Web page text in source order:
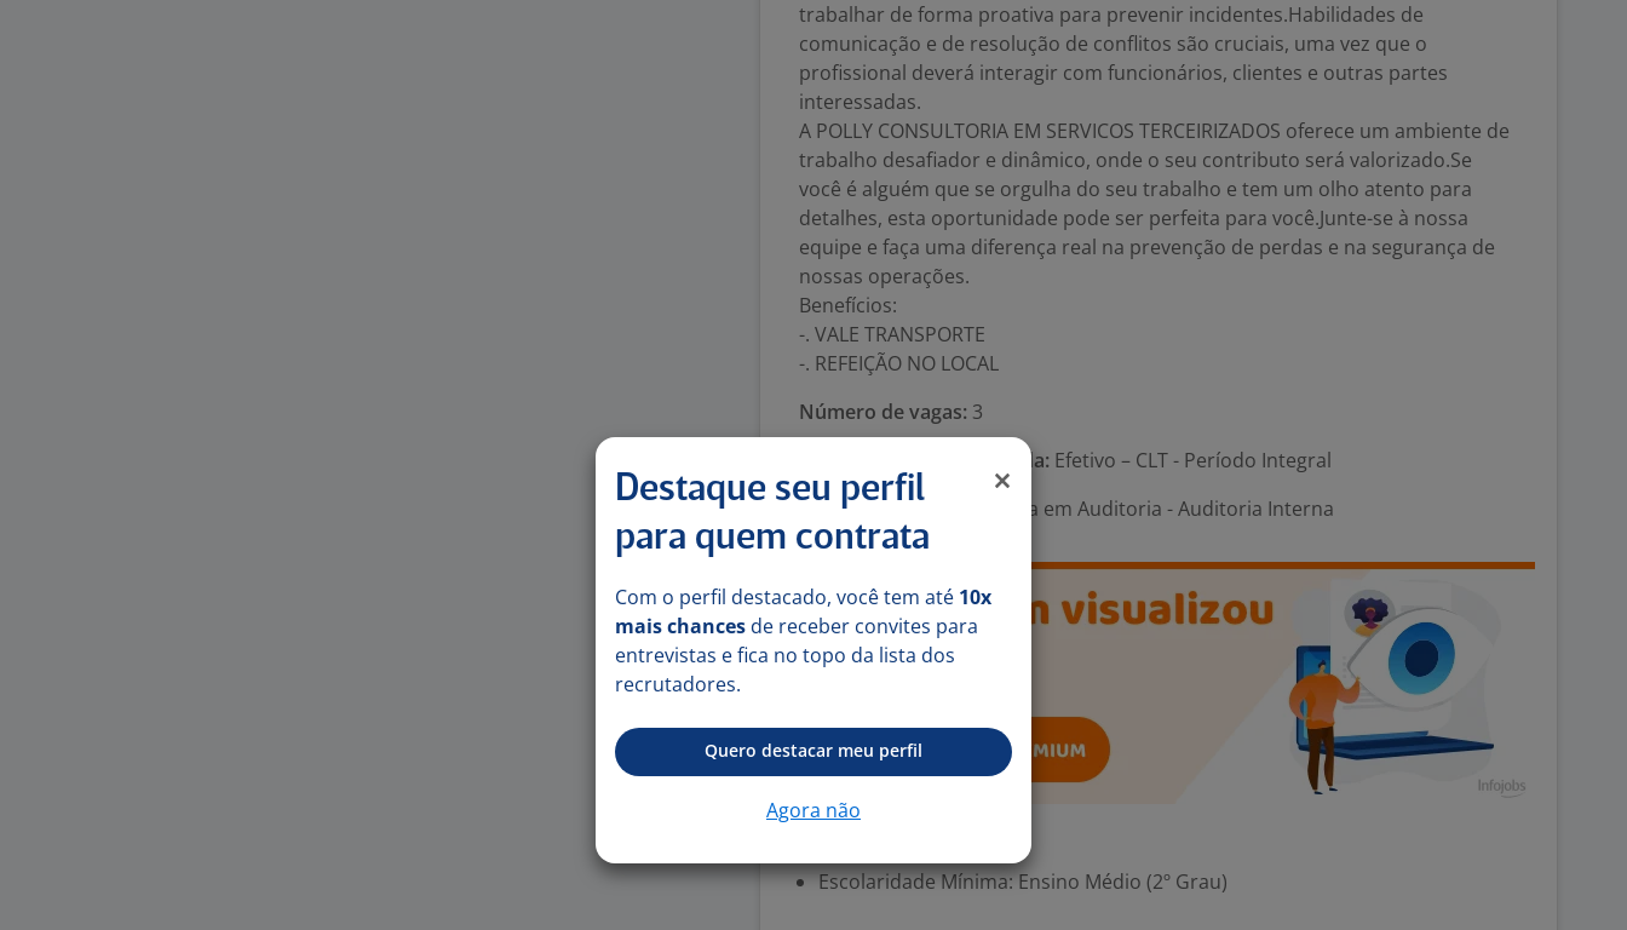
trabalhar de forma proativa para prevenir incidentes.Habilidades de
comunicação e de resolução de conflitos são cruciais, uma vez que o
profissional deverá interagir com funcionários, clientes e outras partes
interessadas.
A POLLY CONSULTORIA EM SERVICOS TERCEIRIZADOS oferece um ambiente de
trabalho desafiador e dinâmico, onde o seu contributo será valorizado.Se
você é alguém que se orgulha do seu trabalho e tem um olho atento para
detalhes, esta oportunidade pode ser perfeita para você.Junte-se à nossa
equipe e faça uma diferença real na prevenção de perdas e na segurança de
nossas operações.
Benefícios:
-. VALE TRANSPORTE
-. REFEIÇÃO NO LOCAL
Número de vagas: 3
Tipo de contrato e Jornada: Efetivo – CLT - Período Integral
Área Profissional:
Analista em Auditoria - Auditoria Interna
Escolaridade Mínima: Ensino Médio (2º Grau)
Destaque seu perfil
para quem contrata
Com o perfil destacado, você tem até 10x
mais chances de receber convites para
entrevistas e fica no topo da lista dos
recrutadores.
Quero destacar meu perfil
Agora não